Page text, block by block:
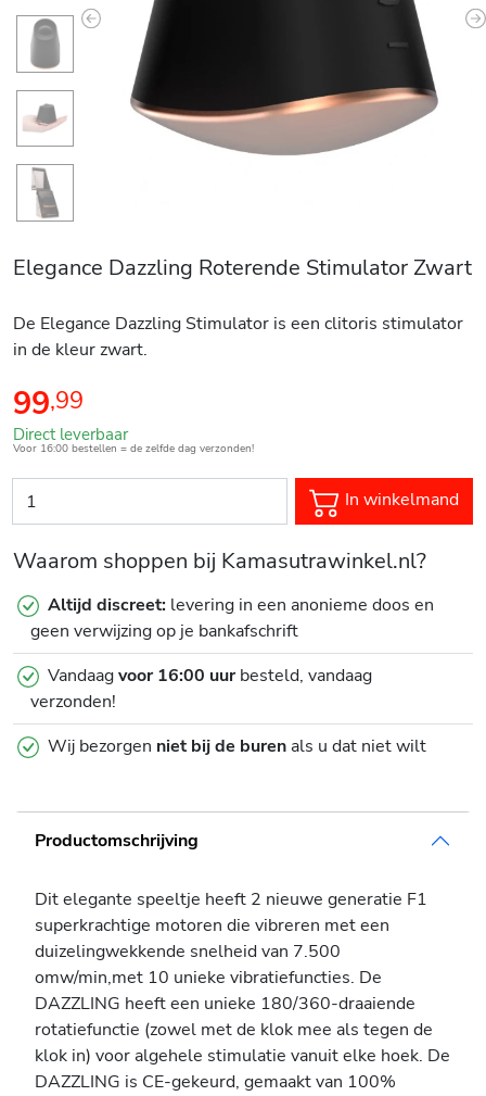
Previous
Elegance Dazzling Roterende Stimulator Zwart
De Elegance Dazzling Stimulator is een clitoris stimulator
in de kleur zwart.
99,99
Direct leverbaar
Voor 16:00 bestellen = de zelfde dag verzonden!
In winkelmand
Waarom shoppen bij Kamasutrawinkel.nl?
Altijd discreet: levering in een anonieme doos en
geen verwijzing op je bankafschrift
Vandaagvoor 16:00 uurbesteld, vandaag
verzonden!
Wij bezorgen niet bij de burenals u dat niet wilt
Productomschrijving
Dit elegante speeltje heeft 2 nieuwe generatie F1
superkrachtige motoren die vibreren met een
duizelingwekkende snelheid van 7.500
omw/min,met 10 unieke vibratiefuncties. De
DAZZLING heeft een unieke 180/360-draaiende
rotatiefunctie (zowel met de klok mee als tegen de
klok in) voor algehele stimulatie vanuit elke hoek. De
DAZZLING is CE-gekeurd, gemaakt van 100%